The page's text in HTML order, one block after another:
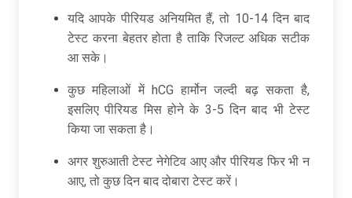
यदि आपके पीरियड अनियमित हैं, तो 10-14 दिन बाद
टेस्ट करना बेहतर होता है ताकि रिजल्ट अधिक सटीक
आ सके।
कुछ महिलाओं में hCG हार्मोन जल्दी बढ़ सकता है,
इसलिए पीरियड मिस होने के 3-5 दिन बाद भी टेस्ट
किया जा सकता है।
अगर शुरुआती टेस्ट नेगेटिव आए और पीरियड फिर भी न
आए, तो कुछ दिन बाद दोबारा टेस्ट करें।